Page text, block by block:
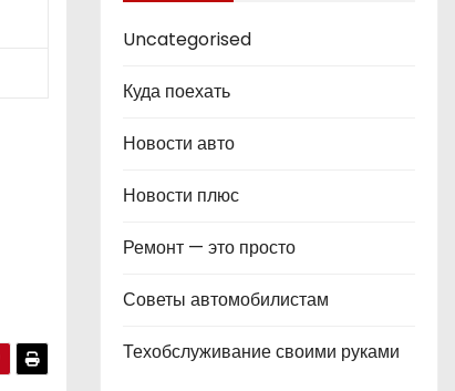
Uncategorised
Куда поехать
Новости авто
Новости плюс
Ремонт — это просто
Советы автомобилистам
Техобслуживание своими руками